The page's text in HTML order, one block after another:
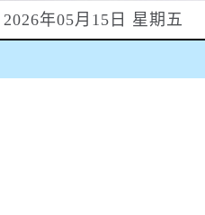
2026年05月15日 星期五